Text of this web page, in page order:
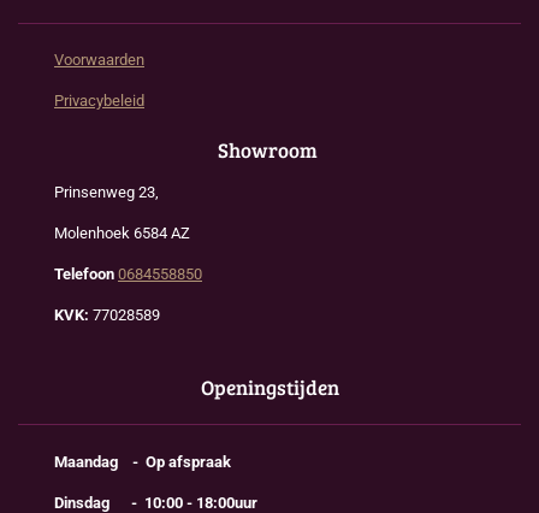
Voorwaarden
Privacybeleid
Showroom
Prinsenweg 23,
Molenhoek 6584 AZ
Telefoon 0684558850
KVK: 77028589
Openingstijden
Maandag - Op afspraak
Dinsdag - 10:00 - 18:00uur